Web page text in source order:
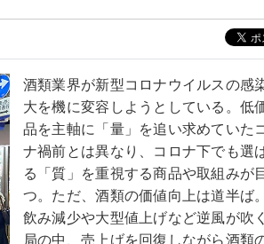
酒類業界が新型コロナウイルスの感
大を機に変容しようとしている。低
品を主軸に「量」を追い求めていた
ナ禍前とは異なり、コロナ下でも選
る「質」を重視する商品や取組みが
つ。ただ、酒類の価値向上は道半ば
飲み減少や大型値上げなど逆風が吹
局の中、売上げを回復しながら酒類